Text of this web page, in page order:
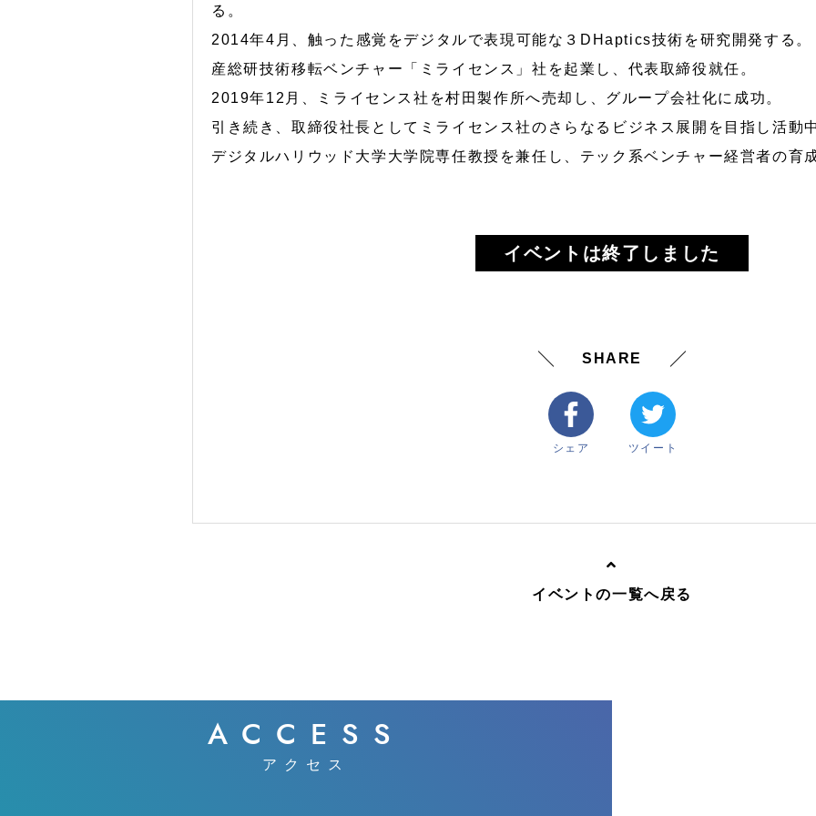
る。
2014年4月、触った感覚をデジタルで表現可能な３DHaptics技術を研究開発する。
産総研技術移転ベンチャー「ミライセンス」社を起業し、代表取締役就任。
2019年12月、ミライセンス社を村田製作所へ売却し、グループ会社化に成功。
引き続き、取締役社長としてミライセンス社のさらなるビジネス展開を目指し活動中
デジタルハリウッド大学大学院専任教授を兼任し、テック系ベンチャー経営者の育
イベントは終了しました
SHARE
シェア ツイート
イベントの一覧へ戻る
ACCESS
アクセス